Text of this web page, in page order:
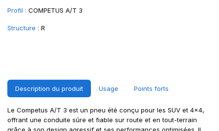
Profil : COMPETUS A/T 3
Structure : R
Description du produit Usage Points forts
Le Competus A/T 3 est un pneu été conçu pour les SUV et 4x4,
offrant une conduite sûre et fiable sur route et en tout-terrain